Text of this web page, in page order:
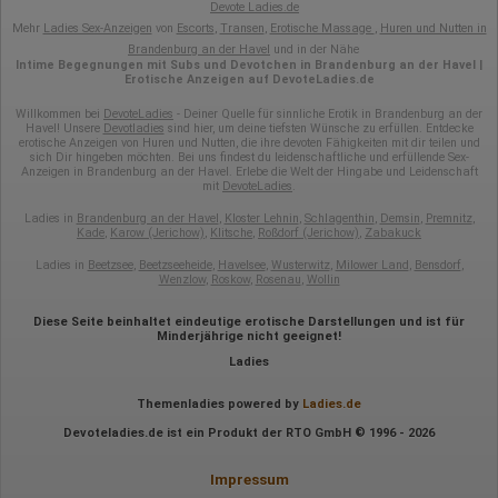
Ort der Verarbeitung:
Europäische Union
Rechtliche Grundlage der Verarbeitung
Devote Ladies.de
Mehr Ladies Sex-Anzeigen von Escorts, Transen, Erotische Massage , Huren und Nutten in
Brandenburg an der Havel und in der Nähe
Intime Begegnungen mit Subs und Devotchen in Brandenburg an der Havel |
Erotische Anzeigen auf DevoteLadies.de
Willkommen bei DevoteLadies - Deiner Quelle für sinnliche Erotik in Brandenburg an der
Havel! Unsere Devotladies sind hier, um deine tiefsten Wünsche zu erfüllen. Entdecke
erotische Anzeigen von Huren und Nutten, die ihre devoten Fähigkeiten mit dir teilen und
sich Dir hingeben möchten. Bei uns findest du leidenschaftliche und erfüllende Sex-
Anzeigen in Brandenburg an der Havel. Erlebe die Welt der Hingabe und Leidenschaft
mit DevoteLadies.
Ladies in Brandenburg an der Havel , Kloster Lehnin, Schlagenthin, Demsin, Premnitz,
Kade, Karow (Jerichow), Klitsche, Roßdorf (Jerichow), Zabakuck
Ladies in Beetzsee, Beetzseeheide, Havelsee, Wusterwitz, Milower Land , Bensdorf,
Wenzlow, Roskow, Rosenau, Wollin
Diese Seite beinhaltet eindeutige erotische Darstellungen und ist für
Minderjährige nicht geeignet!
Ladies
Themenladies powered by Ladies.de
Devoteladies.de ist ein Produkt der RTO GmbH © 1996 - 2026
Impressum